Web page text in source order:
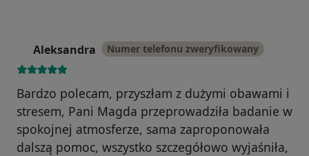
Aleksandra Numer telefonu zweryfikowany
Bardzo polecam, przyszłam z dużymi obawami i
stresem, Pani Magda przeprowadziła badanie w
spokojnej atmosferze, sama zaproponowała
dalszą pomoc, wszystko szczegółowo wyjaśniła,